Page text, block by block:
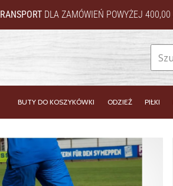
DLA ZAMÓWIEŃ POWYŻEJ 400,00
BUTY DO KOSZYKÓWKI ODZIEŻ PIŁKI